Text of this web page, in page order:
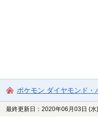
ポケモン ダイヤモンド・
最終更新日：2020年06月03日 (水